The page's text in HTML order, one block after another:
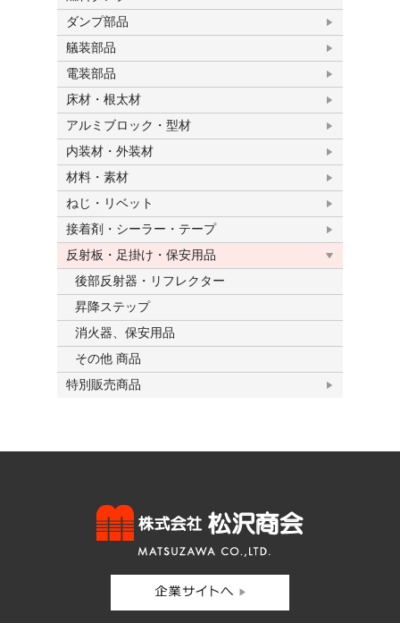
ダンプ部品
艤装部品
電装部品
床材・根太材
アルミブロック・型材
内装材・外装材
材料・素材
ねじ・リベット
接着剤・シーラー・テープ
反射板・足掛け・保安用品
後部反射器・リフレクター
昇降ステップ
消火器、保安用品
その他 商品
特別販売商品